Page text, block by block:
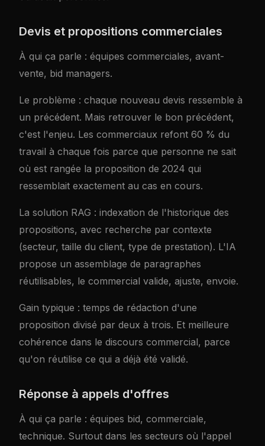
Devis et propositions commerciales
À qui ça parle : équipes commerciales, avant-
vente, bid managers.
Le problème : chaque nouveau devis ressemble à
un précédent. Mais retrouver le bon précédent,
c'est l'enjeu. Les commerciaux refont 60 % du
travail à chaque fois parce que personne ne sait
où est rangée la proposition de 2024 qui
ressemblait exactement au cas en cours.
La solution RAG : indexation de l'historique des
propositions, avec recherche par contexte
(secteur, taille du client, type de prestation). L'IA
propose un assemblage de paragraphes
réutilisables, le commercial valide, ajuste, envoie.
Gain typique : temps de rédaction d'une
proposition divisé par deux à trois. Et meilleure
cohérence dans le discours commercial, parce
qu'on réutilise ce qui a déjà été validé.
Réponse à appels d'offres
À qui ça parle : équipes bid, commerciale,
technique. Surtout dans les secteurs où l'appel